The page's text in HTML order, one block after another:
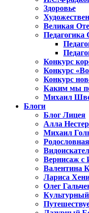
Здоровье
Великая
Педагогика
Конкурс
Конкурс «Во
Конкурс
Каким мы
Михаил
Блоги
Блог Лицея
Алла
Михаил
Вернисаж с
Валентина
Лариса
Олег
Культурный